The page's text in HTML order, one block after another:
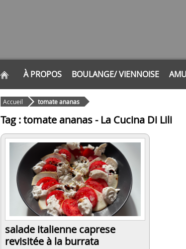
À PROPOS BOULANGE/ VIENNOISE
Accueil tomate ananas
Tag : tomate ananas - La Cucina Di Lili
salade italienne caprese
revisitée à la burrata